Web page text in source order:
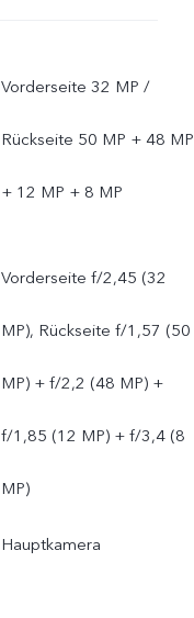
Vorderseite 32 MP /
Rückseite 50 MP + 48 MP
+ 12 MP + 8 MP
Vorderseite f/2,45 (32
MP), Rückseite f/1,57 (50
MP) + f/2,2 (48 MP) +
f/1,85 (12 MP) + f/3,4 (8
MP)
Hauptkamera